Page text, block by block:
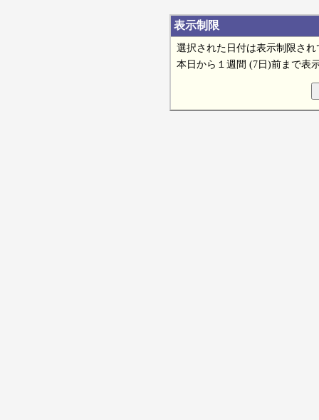
表示制限
選択された日付は表示制限され
本日から１週間 (7日)前まで表